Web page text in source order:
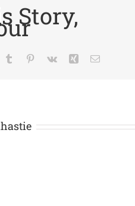
Story,
Tumblr Pinterest
Vk Xing Email